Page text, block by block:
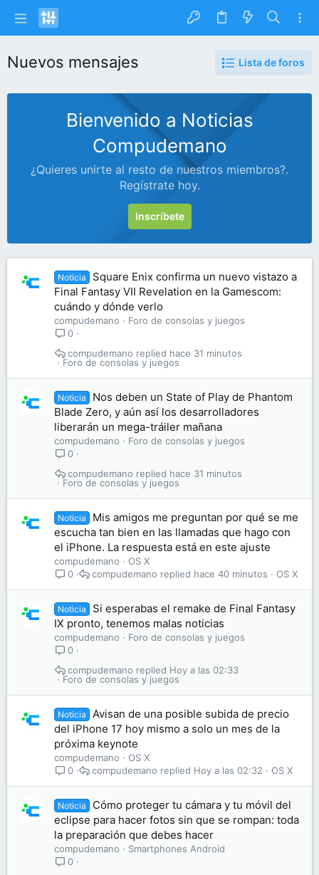
Nuevos mensajes Lista de foros
Bienvenido a Noticias
Compudemano
¿Quieres unirte al resto de nuestros miembros?.
Regístrate hoy.
Inscríbete
Noticia
Square Enix confirma un nuevo vistazo a
Final Fantasy VII Revelation en la Gamescom:
cuándo y dónde verlo
compudemano
Foro de consolas y juegos
0
Foro de consolas y juegos
hace 31 minutos
compudemano
Noticia
Nos deben un State of Play de Phantom
Blade Zero, y aún así los desarrolladores
liberarán un mega-tráiler mañana
compudemano
Foro de consolas y juegos
0
Foro de consolas y juegos
hace 31 minutos
compudemano
Noticia
Mis amigos me preguntan por qué se me
escucha tan bien en las llamadas que hago con
el iPhone. La respuesta está en este ajuste
compudemano
OS X
0
OS X
hace 40 minutos
compudemano
Noticia
Si esperabas el remake de Final Fantasy
IX pronto, tenemos malas noticias
compudemano
Foro de consolas y juegos
0
Foro de consolas y juegos
Hoy a las 02:33
compudemano
Noticia
Avisan de una posible subida de precio
del iPhone 17 hoy mismo a solo un mes de la
próxima keynote
compudemano
OS X
0
OS X
Hoy a las 02:32
compudemano
Noticia
Cómo proteger tu cámara y tu móvil del
eclipse para hacer fotos sin que se rompan: toda
la preparación que debes hacer
compudemano
Smartphones Android
0